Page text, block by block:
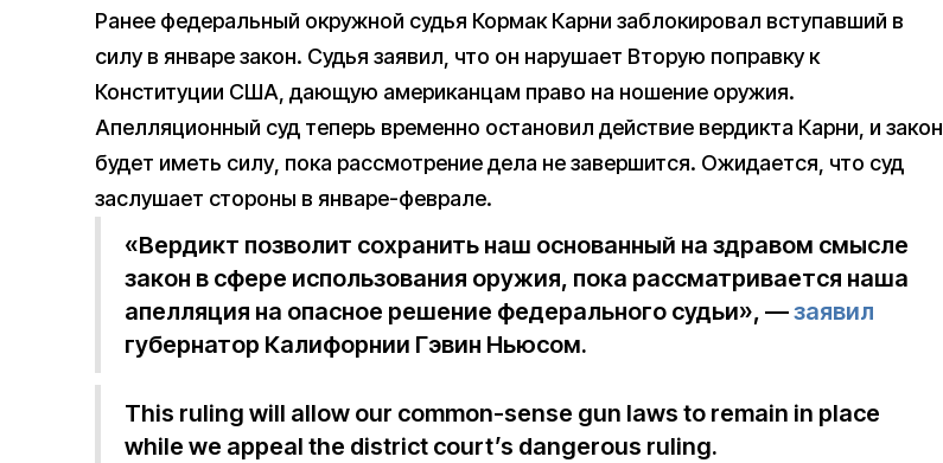
Ранее федеральный окружной судья Кормак Карни заблокировал вступавший в
силу в январе закон. Судья заявил, что он нарушает Вторую поправку к
Конституции США, дающую американцам право на ношение оружия.
Апелляционный суд теперь временно остановил действие вердикта Карни, и закон
будет иметь силу, пока рассмотрение дела не завершится. Ожидается, что суд
заслушает стороны в январе-феврале.
«Вердикт позволит сохранить наш основанный на здравом смысле
закон в сфере использования оружия, пока рассматривается наша
апелляция на опасное решение федерального судьи», —заявил
губернатор Калифорнии Гэвин Ньюсом.
This ruling will allow our common-sense gun laws to remain in place
while we appeal the district court’s dangerous ruling.